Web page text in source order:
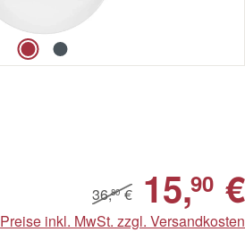
36,80€ 15,90 €
Preise inkl. MwSt. zzgl. Versandkosten